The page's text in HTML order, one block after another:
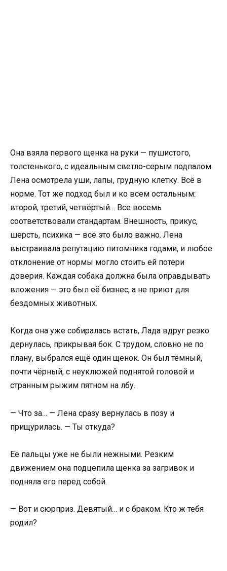
Она взяла первого щенка на руки — пушистого,
толстенького, с идеальным светло-серым подпалом.
Лена осмотрела уши, лапы, грудную клетку. Всё в
норме. Тот же подход был и ко всем остальным:
второй, третий, четвёртый… Все восемь
соответствовали стандартам. Внешность, прикус,
шерсть, психика — всё это было важно. Лена
выстраивала репутацию питомника годами, и любое
отклонение от нормы могло стоить ей потери
доверия. Каждая собака должна была оправдывать
вложения — это был её бизнес, а не приют для
бездомных животных.
Когда она уже собиралась встать, Лада вдруг резко
дернулась, прикрывая бок. С трудом, словно не по
плану, выбрался ещё один щенок. Он был тёмный,
почти чёрный, с неуклюжей поднятой головой и
странным рыжим пятном на лбу.
— Что за… — Лена сразу вернулась в позу и
прищурилась. — Ты откуда?
Её пальцы уже не были нежными. Резким
движением она подцепила щенка за загривок и
подняла его перед собой.
— Вот и сюрприз. Девятый… и с браком. Кто ж тебя
родил?